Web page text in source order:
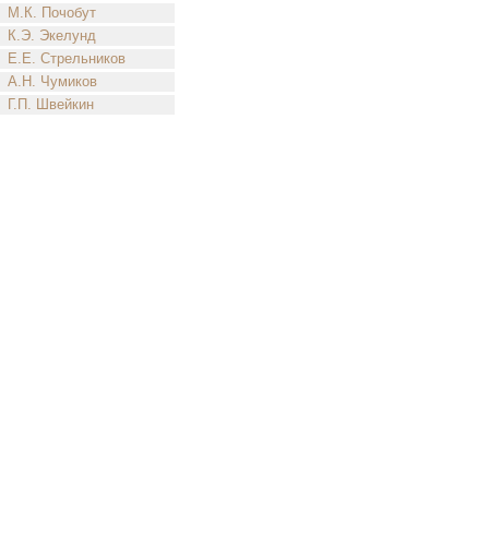
М.К. Почобут
К.Э. Экелунд
Е.Е. Стрельников
А.Н. Чумиков
Г.П. Швейкин